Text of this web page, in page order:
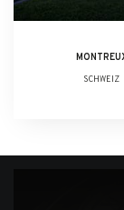
SCHWEIZ